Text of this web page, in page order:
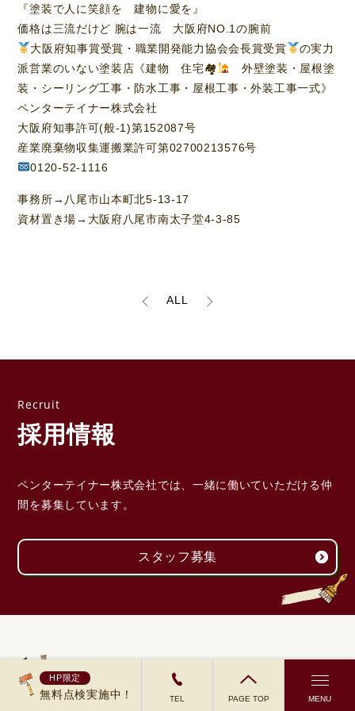
HP限定
無料点検実施中！ TEL PAGE TOP MENU
『塗装で人に笑顔を 建物に愛を』
価格は三流だけど 腕は一流 大阪府NO.1の腕前
大阪府知事賞受賞・職業開発能力協会会長賞受賞
の実力
派営業のいない塗装店《建物 住宅🏘
外壁塗装・屋根塗
装・シーリング工事・防水工事・屋根工事・外装工事一式》
ペンターテイナー株式会社
大阪府知事許可(般-1)第152087号
産業廃棄物収集運搬業許可第02700213576号
0120-52-1116
事務所→八尾市山本町北5-13-17
資材置き場→大阪府八尾市南太子堂4-3-85
ALL
採用情報
ペンターテイナー株式会社では、一緒に働いていただける仲
間を募集しています。
スタッフ募集